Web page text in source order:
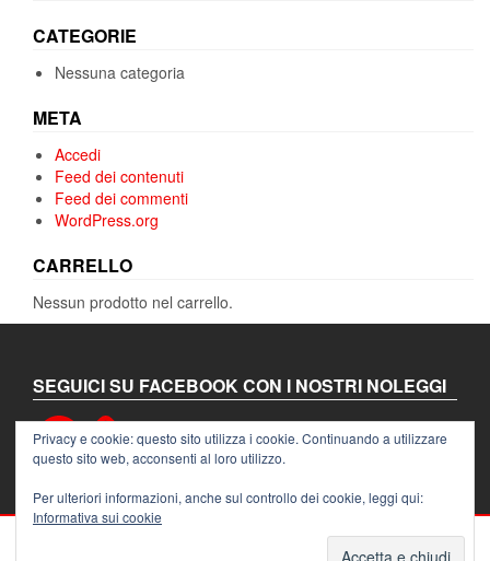
CATEGORIE
Nessuna categoria
META
Accedi
Feed dei contenuti
Feed dei commenti
WordPress.org
CARRELLO
Nessun prodotto nel carrello.
SEGUICI SU FACEBOOK CON I NOSTRI NOLEGGI
Facebook
THEME:
ALPHA STORE
Privacy e cookie: questo sito utilizza i cookie. Continuando a utilizzare
questo sito web, acconsenti al loro utilizzo.
Per ulteriori informazioni, anche sul controllo dei cookie, leggi qui:
Informativa sui cookie